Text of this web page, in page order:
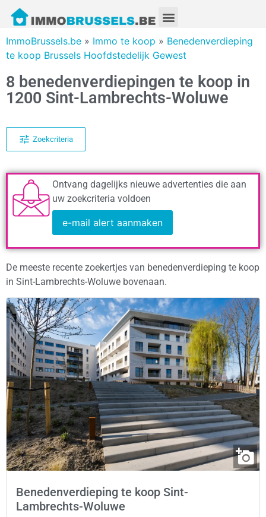
ImmoBrussels.be » Immo te koop » Benedenverdieping
te koop Brussels Hoofdstedelijk Gewest
8 benedenverdiepingen te koop in
1200 Sint-Lambrechts-Woluwe
Zoekcriteria
Ontvang dagelijks nieuwe advertenties die aan
uw zoekcriteria voldoen
e-mail alert aanmaken
De meeste recente zoekertjes van benedenverdieping te koop
in Sint-Lambrechts-Woluwe bovenaan.
Benedenverdieping te koop Sint-
Lambrechts-Woluwe